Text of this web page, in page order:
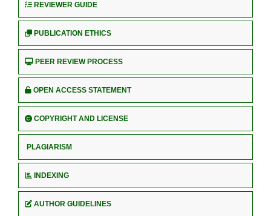
REVIEWER GUIDE
PUBLICATION ETHICS
PEER REVIEW PROCESS
OPEN ACCESS STATEMENT
COPYRIGHT AND LICENSE
PLAGIARISM
INDEXING
AUTHOR GUIDELINES